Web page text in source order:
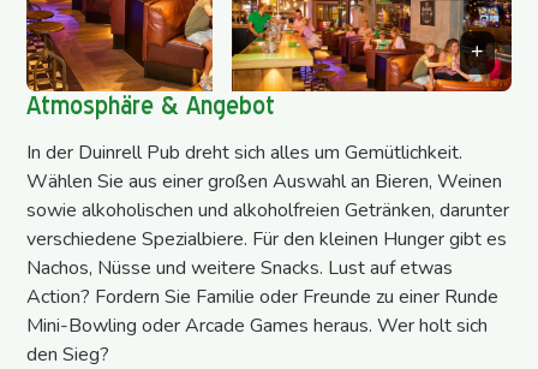
Atmosphäre & Angebot
In der Duinrell Pub dreht sich alles um Gemütlichkeit.
Wählen Sie aus einer großen Auswahl an Bieren, Weinen
sowie alkoholischen und alkoholfreien Getränken, darunter
verschiedene Spezialbiere. Für den kleinen Hunger gibt es
Nachos, Nüsse und weitere Snacks. Lust auf etwas
Action? Fordern Sie Familie oder Freunde zu einer Runde
Mini-Bowling oder Arcade Games heraus. Wer holt sich
den Sieg?